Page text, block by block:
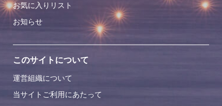
お気に入りリスト
お知らせ
このサイトについて
運営組織について
当サイトご利用にあたって